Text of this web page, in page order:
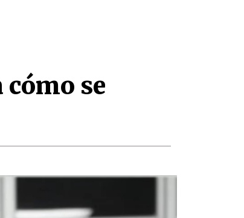
se